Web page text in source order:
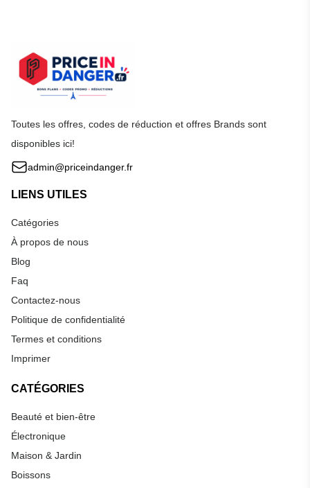
Toutes les offres, codes de réduction et offres Brands sont
disponibles ici!
admin@priceindanger.fr
LIENS UTILES
Catégories
À propos de nous
Blog
Faq
Contactez-nous
Politique de confidentialité
Termes et conditions
Imprimer
CATÉGORIES
Beauté et bien-être
Électronique
Maison & Jardin
Boissons